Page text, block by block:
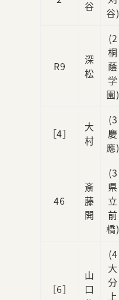
谷
谷)
R9
深
松
(2
桐
蔭
学
園)
［4］
大
村
(3
慶
應)
46
斎
藤
開
(3
県
立
前
橋)
［6］
山
口
(4
大
分
上